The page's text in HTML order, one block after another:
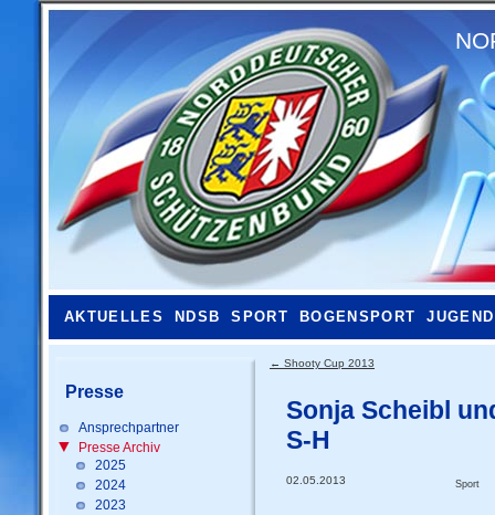
AKTUELLES NDSB SPORT BOGENSPORT JUGEND
Presse
Ansprechpartner
Presse Archiv
2025
2024
2023
← Shooty Cup 2013
Sonja Scheibl
S-H
02.05.2013 Sport